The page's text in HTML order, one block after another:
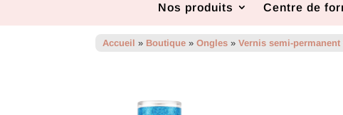
Nos produits Centre de
Accueil » Boutique »Ongles »Vernis semi-permanent